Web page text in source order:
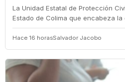
La Unidad Estatal de Protección
Estado de Colima que encabeza la
Hace 16 horasSalvador Jacobo